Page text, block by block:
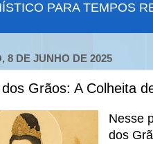
PARA TEMPOS
8 DE JUNHO DE 2025
Grãos: A Colheita
Nesse
dos